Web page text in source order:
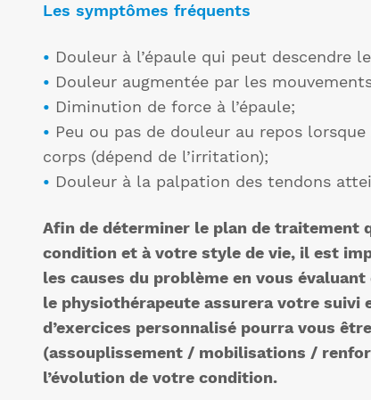
Les symptômes fréquents
• Douleur à l’épaule qui peut descendre
• Douleur augmentée par les
• Diminution de force à l’épaule;
• Peu ou pas de douleur au repos
corps (dépend de l’irritation);
• Douleur à la palpation des tendons
Afin de déterminer le plan de traitement
condition et à votre style de vie, il est
les causes du problème en vous évaluant
le physiothérapeute assurera votre suivi
d’exercices personnalisé pourra vous
(assouplissement / mobilisations /
l’évolution de votre condition.